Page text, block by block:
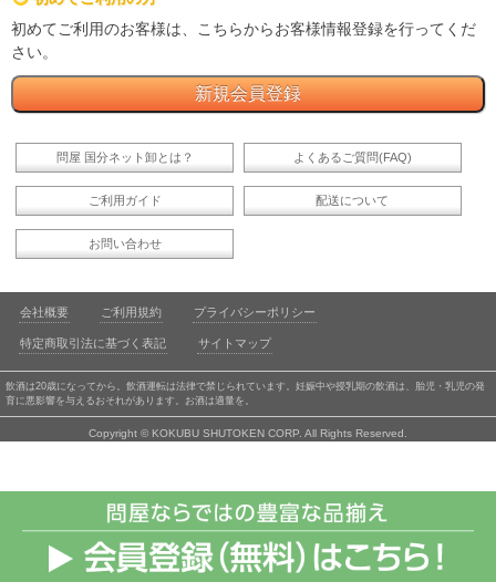
初めてご利用のお客様は、こちらからお客様情報登録を行ってくだ
さい。
問屋 国分ネット卸とは？ よくあるご質問(FAQ)
ご利用ガイド 配送について
お問い合わせ
会社概要 ご利用規約 プライバシーポリシー
特定商取引法に基づく表記 サイトマップ
飲酒は20歳になってから。飲酒運転は法律で禁じられています。妊娠中や授乳期の飲酒は、胎児・乳児の発
育に悪影響を与えるおそれがあります。お酒は適量を。
Copyright © KOKUBU SHUTOKEN CORP. All Rights Reserved.